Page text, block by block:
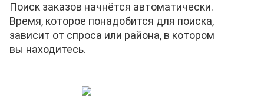
Поиск заказов начнётся автоматически.
Время, которое понадобится для поиска,
зависит от спроса или района, в котором
вы находитесь.